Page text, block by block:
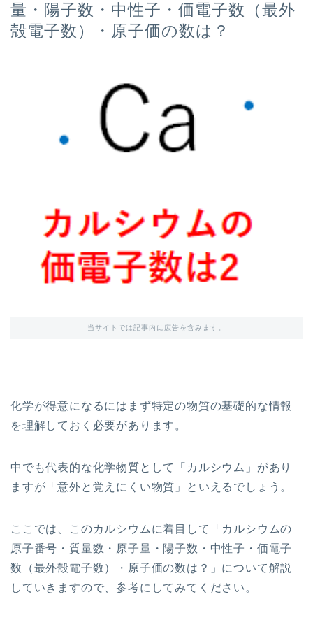
量・陽子数・中性子・価電子数（最外
殻電子数）・原子価の数は？
当サイトでは記事内に広告を含みます。
化学が得意になるにはまず特定の物質の基礎的な情報
を理解しておく必要があります。
中でも代表的な化学物質として「カルシウム」があり
ますが「意外と覚えにくい物質」といえるでしょう。
ここでは、このカルシウムに着目して「カルシウムの
原子番号・質量数・原子量・陽子数・中性子・価電子
数（最外殻電子数）・原子価の数は？」について解説
していきますので、参考にしてみてください。